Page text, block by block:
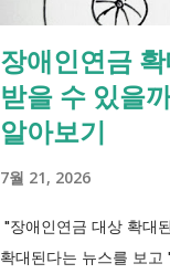
장애인연금
받을 수 있을
알아보기
7월 21, 2026
"장애인연금 대상 확대
확대된다는 뉴스를 보고